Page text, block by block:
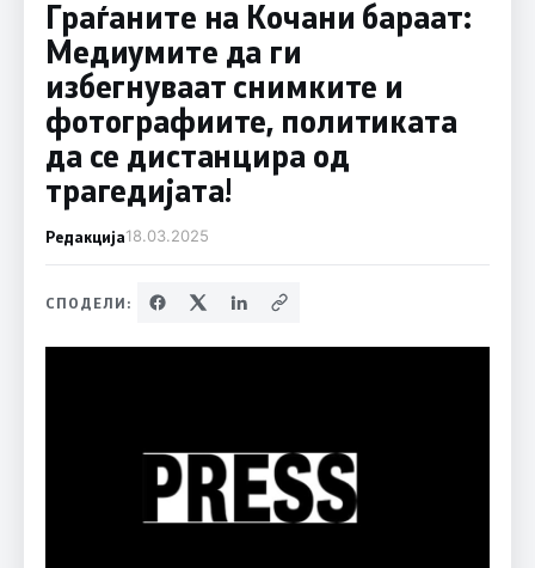
Граѓаните на Кочани бараат:
Медиумите да ги
избегнуваат снимките и
фотографиите, политиката
да се дистанцира од
трагедијата!
Редакција18.03.2025
СПОДЕЛИ: